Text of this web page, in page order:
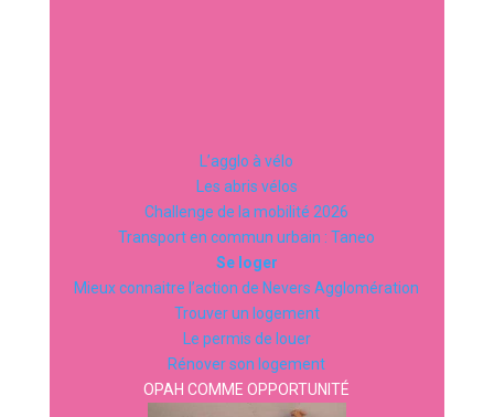
L’agglo à vélo
Les abris vélos
Challenge de la mobilité 2026
Transport en commun urbain : Taneo
Se loger
Mieux connaitre l’action de Nevers Agglomération
Trouver un logement
Le permis de louer
Rénover son logement
OPAH COMME OPPORTUNITÉ